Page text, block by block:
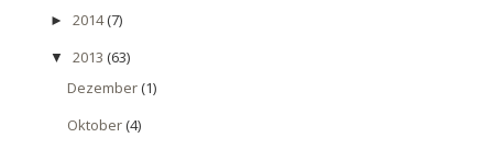
► 2014(7)
▼ 2013 (63)
Dezember(1)
Oktober(4)